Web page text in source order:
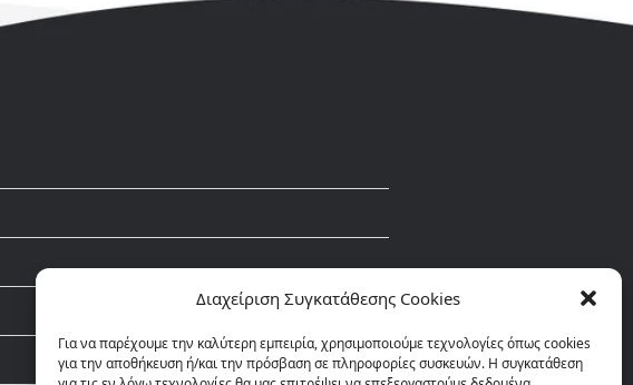
Διαχείριση Συγκατάθεσης Cookies
Για να παρέχουμε την καλύτερη εμπειρία, χρησιμοποιούμε τεχνολογίες όπως cookies
για την αποθήκευση ή/και την πρόσβαση σε πληροφορίες συσκευών. Η συγκατάθεση